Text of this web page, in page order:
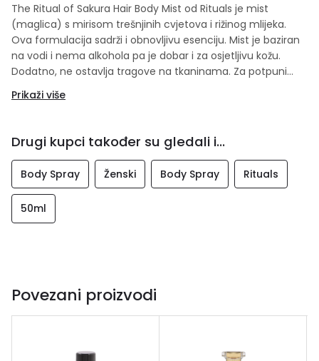
The Ritual of Sakura Hair Body Mist od Rituals je mist
(maglica) s mirisom trešnjinih cvjetova i rižinog mlijeka.
Ova formulacija sadrži i obnovljivu esenciju. Mist je baziran
na vodi i nema alkohola pa je dobar i za osjetljivu kožu.
Dodatno, ne ostavlja tragove na tkaninama. Za potpuni
linije.
Prikaži više
Drugi kupci također su gledali i...
Body Spray Ženski Body Spray Rituals
50ml
Povezani proizvodi